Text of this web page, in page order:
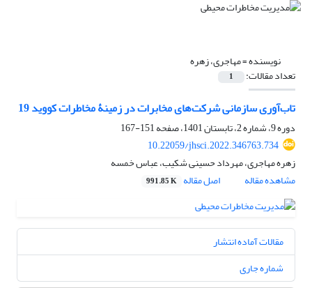
نویسنده =مهاجری، زهره
تعداد مقالات: 1
تاب‌آوری سازمانی شرکت‌های مخابرات در زمینۀ مخاطرات کووید 19
دوره 9، شماره 2، تابستان 1401، صفحه
151-167
10.22059/jhsci.2022.346763.734
زهره مهاجری، مهرداد حسینی شکیب، عباس خمسه
مشاهده مقاله
اصل مقاله 991.85 K
مقالات آماده انتشار
شماره جاری